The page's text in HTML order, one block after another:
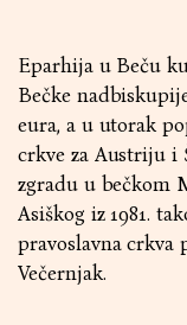
Eparhija u Beču
Bečke
eura, a u utorak
crkve za Austriju i
zgradu u bečkom
Asiškog iz 1981.
pravoslavna crkva
Večernjak.